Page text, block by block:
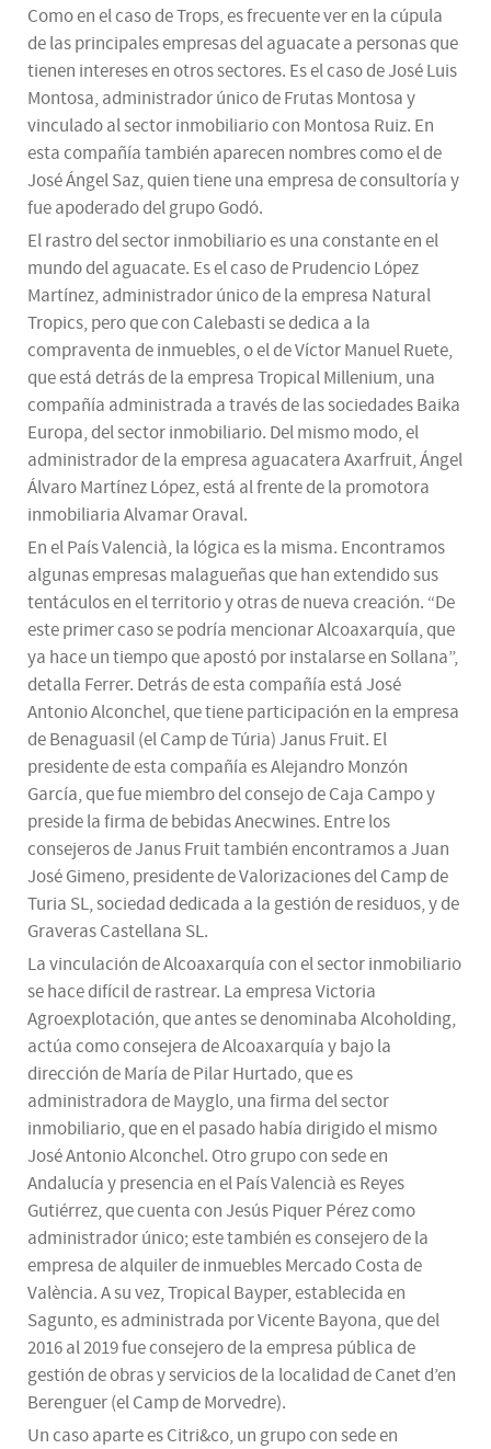
Como en el caso de Trops, es frecuente ver en la cúpula
de las principales empresas del aguacate a personas que
tienen intereses en otros sectores. Es el caso de José Luis
Montosa, administrador único de Frutas Montosa y
vinculado al sector inmobiliario con Montosa Ruiz. En
esta compañía también aparecen nombres como el de
José Ángel Saz, quien tiene una empresa de consultoría y
fue apoderado del grupo Godó.
El rastro del sector inmobiliario es una constante en el
mundo del aguacate. Es el caso de Prudencio López
Martínez, administrador único de la empresa Natural
Tropics, pero que con Calebasti se dedica a la
compraventa de inmuebles, o el de Víctor Manuel Ruete,
que está detrás de la empresa Tropical Millenium, una
compañía administrada a través de las sociedades Baika
Europa, del sector inmobiliario. Del mismo modo, el
administrador de la empresa aguacatera Axarfruit, Ángel
Álvaro Martínez López, está al frente de la promotora
inmobiliaria Alvamar Oraval.
En el País Valencià, la lógica es la misma. Encontramos
algunas empresas malagueñas que han extendido sus
tentáculos en el territorio y otras de nueva creación. “De
este primer caso se podría mencionar Alcoaxarquía, que
ya hace un tiempo que apostó por instalarse en Sollana”,
detalla Ferrer. Detrás de esta compañía está José
Antonio Alconchel, que tiene participación en la empresa
de Benaguasil (el Camp de Túria) Janus Fruit. El
presidente de esta compañía es Alejandro Monzón
García, que fue miembro del consejo de Caja Campo y
preside la firma de bebidas Anecwines. Entre los
consejeros de Janus Fruit también encontramos a Juan
José Gimeno, presidente de Valorizaciones del Camp de
Turia SL, sociedad dedicada a la gestión de residuos, y de
Graveras Castellana SL.
La vinculación de Alcoaxarquía con el sector inmobiliario
se hace difícil de rastrear. La empresa Victoria
Agroexplotación, que antes se denominaba Alcoholding,
actúa como consejera de Alcoaxarquía y bajo la
dirección de María de Pilar Hurtado, que es
administradora de Mayglo, una firma del sector
inmobiliario, que en el pasado había dirigido el mismo
José Antonio Alconchel. Otro grupo con sede en
Andalucía y presencia en el País Valencià es Reyes
Gutiérrez, que cuenta con Jesús Piquer Pérez como
administrador único; este también es consejero de la
empresa de alquiler de inmuebles Mercado Costa de
València. A su vez, Tropical Bayper, establecida en
Sagunto, es administrada por Vicente Bayona, que del
2016 al 2019 fue consejero de la empresa pública de
gestión de obras y servicios de la localidad de Canet d’en
Berenguer (el Camp de Morvedre).
Un caso aparte es Citri&co, un grupo con sede en